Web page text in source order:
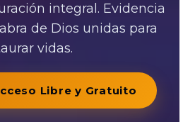
integral. Evidencia
de Dios unidas para
vidas.
Libre y Gratuito